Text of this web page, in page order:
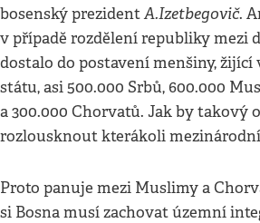
bosenský prezidentA.Izetbegovič.
v případě rozdělení republiky mezi
dostalo do postavení menšiny,
státu, asi 500.000 Srbů, 600.000
a 300.000 Chorvatů. Jak by takový
rozlousknout kterákoli
Proto panuje mezi Muslimy a
si Bosna musí zachovat územní